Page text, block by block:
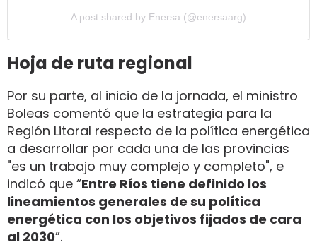
A post shared by Enersa (@enersaarg)
Hoja de ruta regional
Por su parte, al inicio de la jornada, el ministro
Boleas comentó que la estrategia para la
Región Litoral respecto de la política energética
a desarrollar por cada una de las provincias
"es un trabajo muy complejo y completo", e
indicó que “Entre Ríos tiene definido los
lineamientos generales de su política
energética con los objetivos fijados de cara
al 2030”.